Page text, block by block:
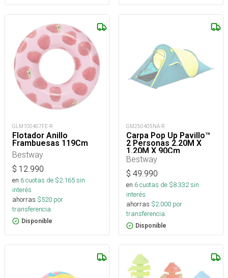
GLM100407FE-R
Flotador Anillo
Frambuesas 119Cm
Bestway
$ 12.990
en 6cuotas de $2.165sin
interés
ahorras $520 por
transferencia.
Disponible
GM250405NA-R
Carpa Pop Up Pavillo™
2 Personas 2.20M X
1.20M X 90Cm
Bestway
$ 49.990
en 6cuotas de $8.332sin
interés
ahorras $2.000 por
transferencia.
Disponible